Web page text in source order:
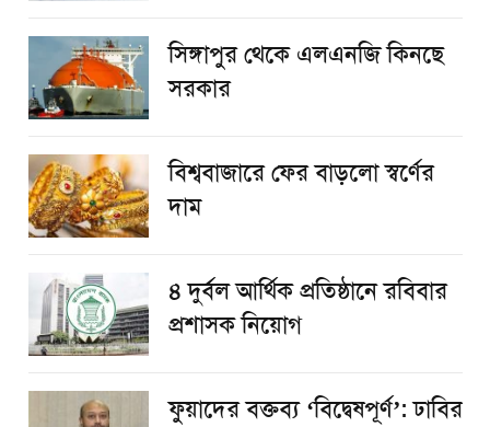
সিঙ্গাপুর থেকে এলএনজি কিনছে
সরকার
বিশ্ববাজারে ফের বাড়লো স্বর্ণের
দাম
৪ দুর্বল আর্থিক প্রতিষ্ঠানে রবিবার
প্রশাসক নিয়োগ
ফুয়াদের বক্তব্য ‘বিদ্বেষপূর্ণ’: ঢাবির